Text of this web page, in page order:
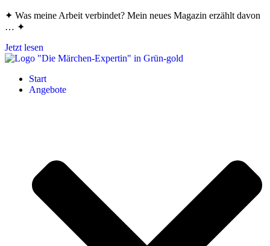
Zum
Inhalt
✦ Was meine Arbeit verbindet? Mein neues Magazin erzählt davon
… ✦
Jetzt lesen
Start
Angebote